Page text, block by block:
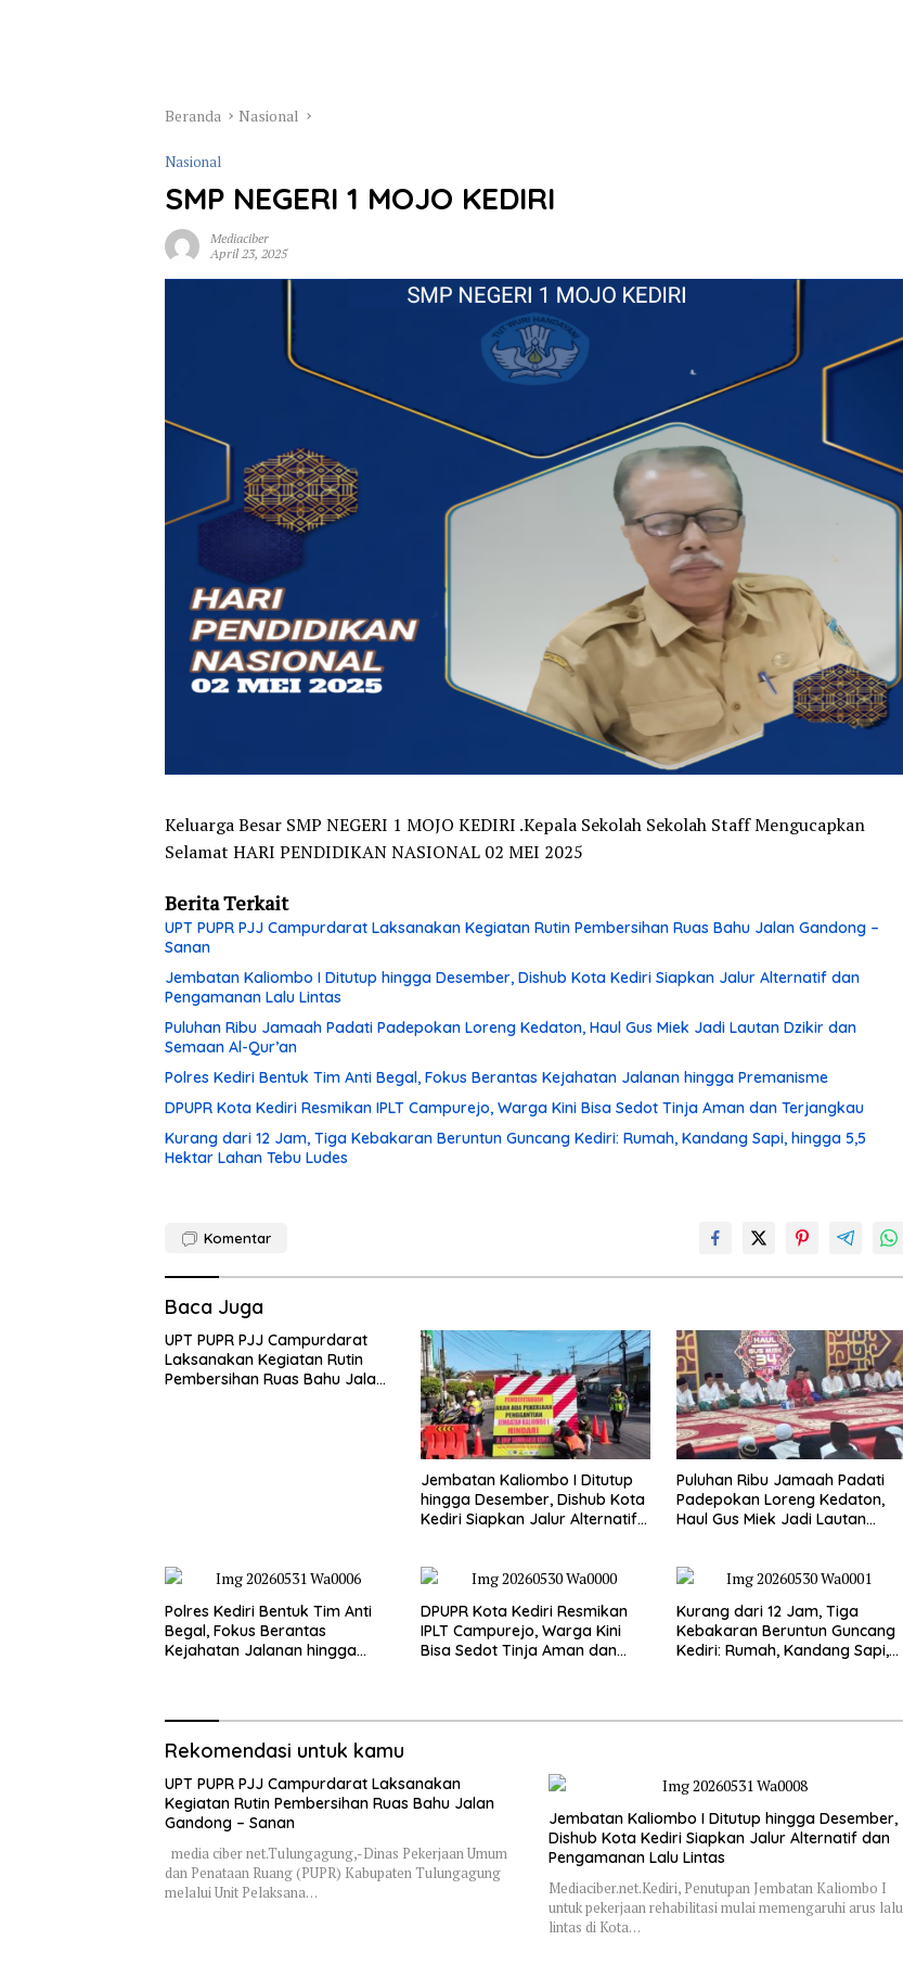
Beranda Nasional
Nasional
SMP NEGERI 1 MOJO KEDIRI
Mediaciber
April 23, 2025
Keluarga Besar SMP NEGERI 1 MOJO KEDIRI .Kepala Sekolah Sekolah Staff Mengucapkan
Selamat HARI PENDIDIKAN NASIONAL 02 MEI 2025
Berita Terkait
UPT PUPR PJJ Campurdarat Laksanakan Kegiatan Rutin Pembersihan Ruas Bahu Jalan Gandong –
Sanan
Jembatan Kaliombo I Ditutup hingga Desember, Dishub Kota Kediri Siapkan Jalur Alternatif dan
Pengamanan Lalu Lintas
Puluhan Ribu Jamaah Padati Padepokan Loreng Kedaton, Haul Gus Miek Jadi Lautan Dzikir dan
Semaan Al-Qur’an
Polres Kediri Bentuk Tim Anti Begal, Fokus Berantas Kejahatan Jalanan hingga Premanisme
DPUPR Kota Kediri Resmikan IPLT Campurejo, Warga Kini Bisa Sedot Tinja Aman dan Terjangkau
Kurang dari 12 Jam, Tiga Kebakaran Beruntun Guncang Kediri: Rumah, Kandang Sapi, hingga 5,5
Hektar Lahan Tebu Ludes
Komentar
Baca Juga
UPT PUPR PJJ Campurdarat
Laksanakan Kegiatan Rutin
Pembersihan Ruas Bahu Jalan
Jembatan Kaliombo I Ditutup
hingga Desember, Dishub Kota
Kediri Siapkan Jalur Alternatif
Puluhan Ribu Jamaah Padati
Padepokan Loreng Kedaton,
Haul Gus Miek Jadi Lautan
Polres Kediri Bentuk Tim Anti
Begal, Fokus Berantas
Kejahatan Jalanan hingga
DPUPR Kota Kediri Resmikan
IPLT Campurejo, Warga Kini
Bisa Sedot Tinja Aman dan
Kurang dari 12 Jam, Tiga
Kebakaran Beruntun Guncang
Kediri: Rumah, Kandang Sapi,
Rekomendasi untuk kamu
UPT PUPR PJJ Campurdarat Laksanakan
Kegiatan Rutin Pembersihan Ruas Bahu Jalan
Gandong – Sanan
media ciber net.Tulungagung,-Dinas Pekerjaan Umum
dan Penataan Ruang (PUPR) Kabupaten Tulungagung
melalui Unit Pelaksana…
Jembatan Kaliombo I Ditutup hingga Desember,
Dishub Kota Kediri Siapkan Jalur Alternatif dan
Pengamanan Lalu Lintas
Mediaciber.net.Kediri, Penutupan Jembatan Kaliombo I
untuk pekerjaan rehabilitasi mulai memengaruhi arus lalu
lintas di Kota…